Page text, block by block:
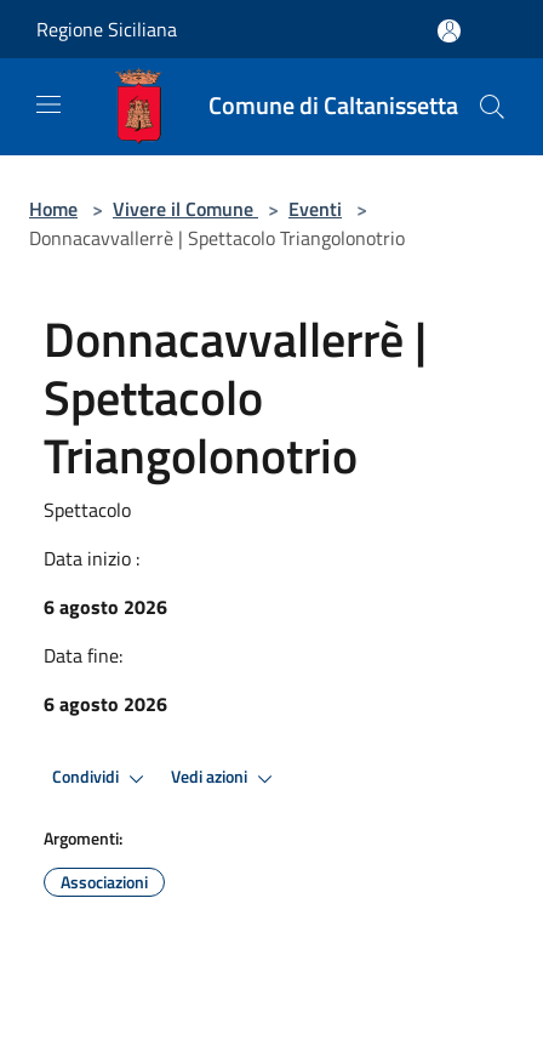
Regione Siciliana
Comune di Caltanissetta
Home > Vivere il Comune > Eventi >
Donnacavvallerrè | Spettacolo Triangolonotrio
Donnacavvallerrè |
Spettacolo
Triangolonotrio
Spettacolo
Data inizio :
6 agosto 2026
Data fine:
6 agosto 2026
Condividi Vedi azioni
Argomenti:
Associazioni